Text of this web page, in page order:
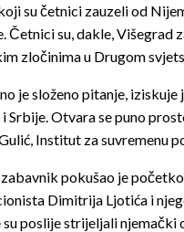
su četnici zauzeli od
Četnici su, dakle, Višegrad
zločinima u Drugom
je složeno pitanje,
Srbije. Otvara se puno
Institut za suvremenu
pokušao je
Dimitrija Ljotića i
poslije strijeljali